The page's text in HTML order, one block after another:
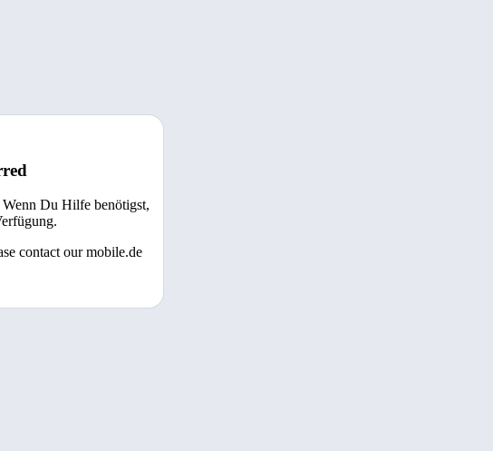
Du Hilfe benötigst,
contact our mobile.de